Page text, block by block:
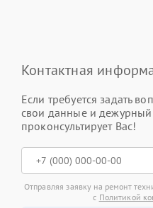
Контактная
Если требуется задать
свои данные и дежурный
проконсультирует Вас!
Отправляя заявку на ремонт
с Политикой